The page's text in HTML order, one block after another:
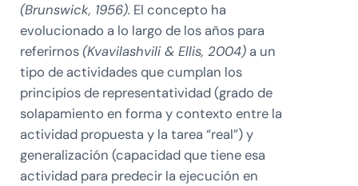
(Brunswick, 1956). El concepto ha
evolucionado a lo largo de los años para
referirnos (Kvavilashvili & Ellis, 2004)a un
tipo de actividades que cumplan los
principios de representatividad (grado de
solapamiento en forma y contexto entre la
actividad propuesta y la tarea “real”) y
generalización (capacidad que tiene esa
actividad para predecir la ejecución en